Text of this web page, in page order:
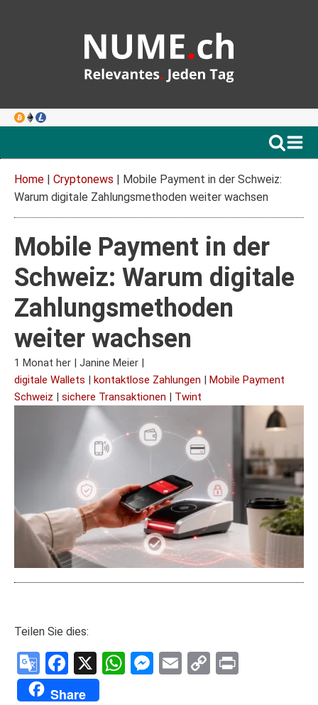
Home | Cryptonews | Mobile Payment in der Schweiz:
Warum digitale Zahlungsmethoden weiter wachsen
Mobile Payment in der
Schweiz: Warum digitale
Zahlungsmethoden
weiter wachsen
1 Monat her | Janine Meier |
digitale Wallets | kontaktlose Zahlungen | Mobile Payment
Schweiz | sichere Transaktionen | Twint
Teilen Sie dies:
Google
Translate
Facebook
X WhatsApp
Messenger
Email
Copy
Share